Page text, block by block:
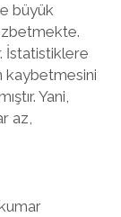
büyük
İstatistiklere
kaybetmesini
Yani,
az,